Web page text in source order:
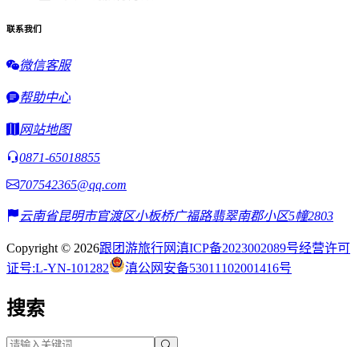
联系我们
微信客服
帮助中心
网站地图
0871-65018855
707542365@qq.com
云南省昆明市官渡区小板桥广福路翡翠南郡小区5幢2803
Copyright © 2026跟团游旅行网滇ICP备2023002089号经营许可
证号:L-YN-101282
滇公网安备53011102001416号
搜索